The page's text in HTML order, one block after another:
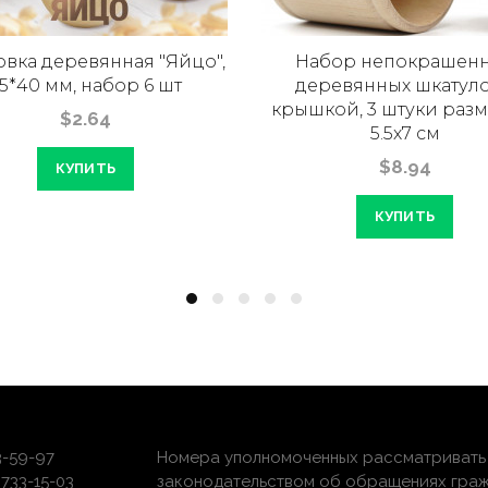
деревянная "Яйцо",
мм, набор 6 шт
$2.64
КУПИТЬ
Набор
деревянных
крышкой, 3 штуки
5.5х7 см
$8.94
КУПИТЬ
59-97
15-03
Номера уполномоченных
законодательством об обращениях